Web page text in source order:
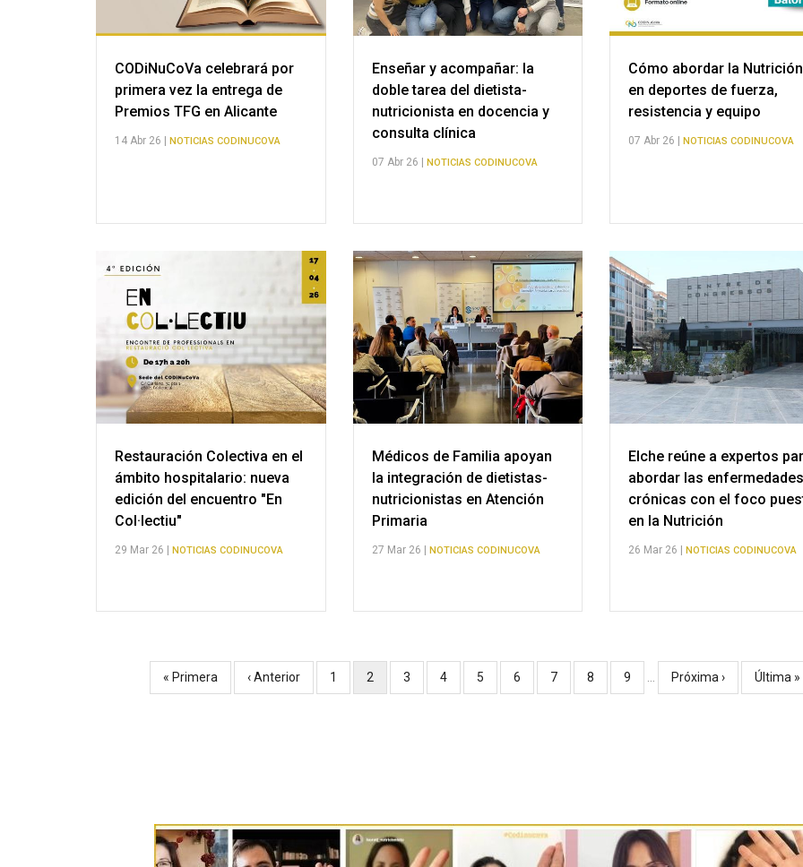
CODiNuCoVa celebrará por
primera vez la entrega de
Premios TFG en Alicante
14 Abr 26 | NOTICIAS CODINUCOVA
Enseñar y acompañar: la
doble tarea del dietista-
nutricionista en docencia y
consulta clínica
07 Abr 26 | NOTICIAS CODINUCOVA
Cómo abordar la Nutrición
en deportes de fuerza,
resistencia y equipo
07 Abr 26 |NOTICIAS CODINUCOVA
Restauración Colectiva en el
ámbito hospitalario: nueva
edición del encuentro "En
Col·lectiu"
29 Mar 26 | NOTICIAS CODINUCOVA
Médicos de Familia apoyan
la integración de dietistas-
nutricionistas en Atención
Primaria
27 Mar 26 | NOTICIAS CODINUCOVA
Elche reúne a expertos
abordar las
crónicas con el foco
en la Nutrición
26 Mar 26 |NOTICIAS CODINUCOVA
PaginaciónPrimera
« Primera
Página
‹ Anterior Página
1
Página
2 Página
3 Página
4 Página
5 Página
6 Página
7 Página
8 Página
9
Siguiente
Próxima ›
Última
Última »